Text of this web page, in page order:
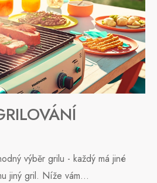
výběr grilu - každý má jiné
jiný gril. Níže vám...